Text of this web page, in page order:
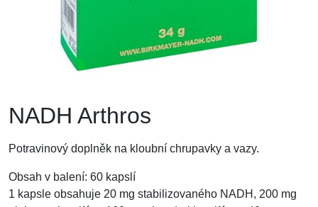
NADH Arthros
Potravinový doplněk na kloubní chrupavky a vazy.
Obsah v balení: 60 kapslí
1 kapsle obsahuje 20 mg stabilizovaného NADH, 200 mg